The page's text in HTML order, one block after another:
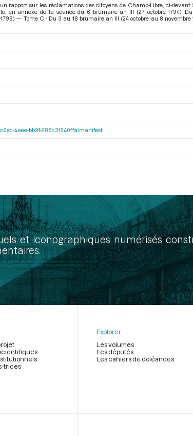
rapport sur les réclamations des citoyens de Champ-Libre, ci-devant
en annexe de la séance du 6 brumaire an III (27 octobre 1794).
— Tome C - Du 3 au 18 brumaire an III (24 octobre au 8 novembre
c6ec-4aee-bb9f-288c31540ffa/manifest
et iconographiques numérisés
trices
Explorer
Les volumes
Les députés
Les cahiers de doléances